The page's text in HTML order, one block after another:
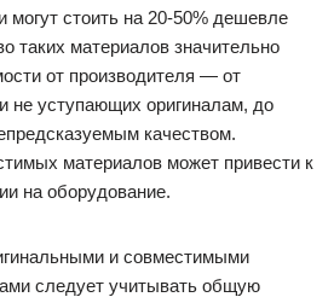
могут стоить на 20-50% дешевле
таких материалов значительно
от производителя — от
не уступающих оригиналам, до
качеством.
материалов может привести к
на оборудование.
и совместимыми
следует учитывать общую